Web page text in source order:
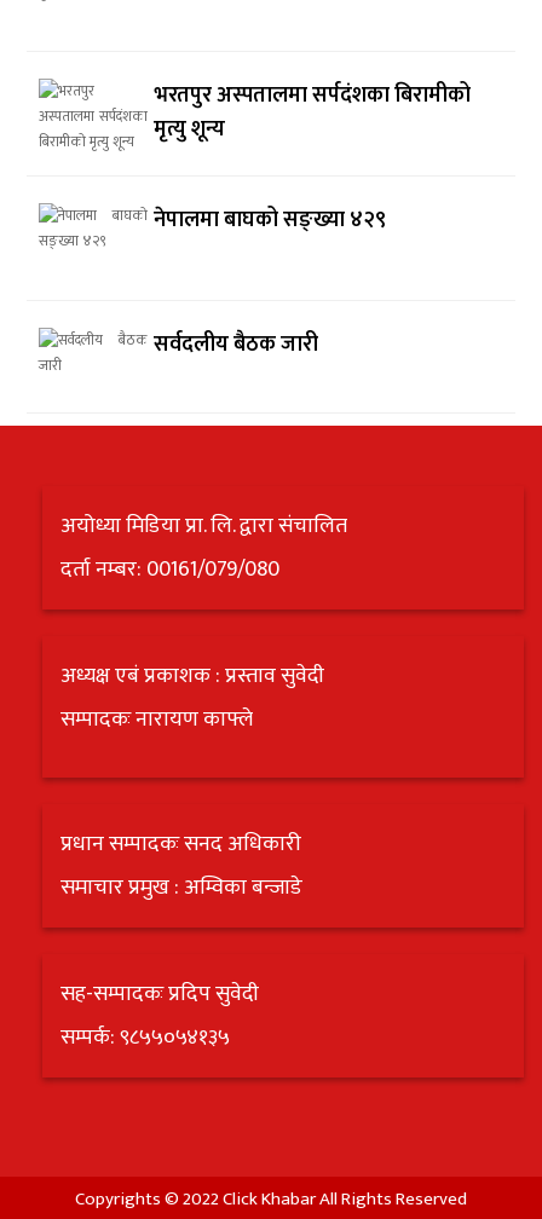
भरतपुर अस्पतालमा सर्पदंशका बिरामीको
मृत्यु शून्य
नेपालमा बाघको सङ्ख्या ४२९
सर्वदलीय बैठक जारी
अयोध्या मिडिया प्रा. लि. द्वारा संचालित
दर्ता नम्बर: 00161/079/080
अध्यक्ष एबं प्रकाशक : प्रस्ताव सुवेदी
सम्पादकः नारायण काफ्ले
प्रधान सम्पादकः सनद अधिकारी
समाचार प्रमुख : अम्विका बन्जाडे
सह-सम्पादकः प्रदिप सुवेदी
सम्पर्क: ९८५५०५४१३५
Copyrights © 2022 Click Khabar All Rights Reserved